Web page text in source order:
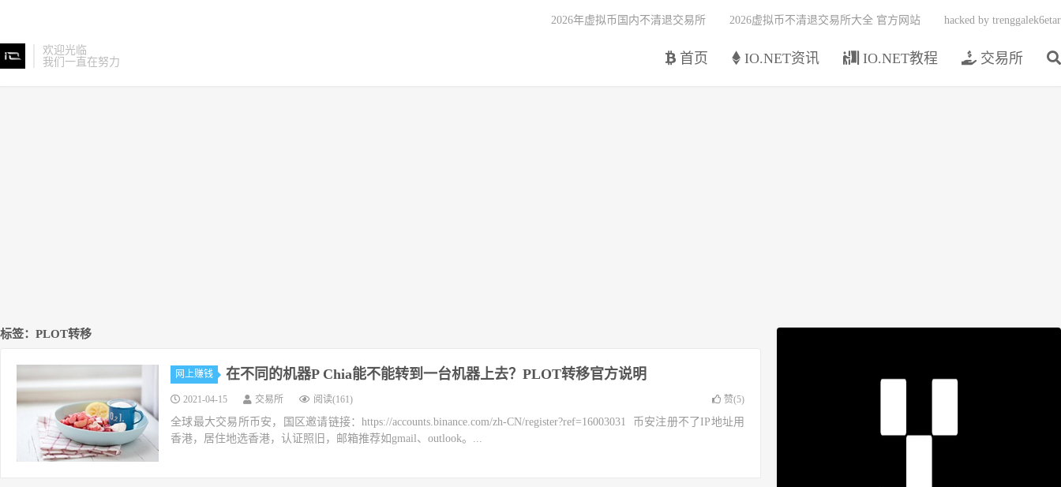
欢迎光临
我们一直在努力
首页 IO.NET资讯 IO.NET教程 交易所
2026年虚拟币国内不清退交易所 2026虚拟币不清退交易所大全 官方网站 hacked by trenggalek6etar
标签：PLOT转移
网上赚钱 在不同的机器P Chia能不能转到一台机器上去？PLOT转移官方说明
2021-04-15 交易所 阅读(161) 赞(5)
全球最大交易所币安，国区邀请链接：https://accounts.binance.com/zh-CN/register?ref=16003031 币安注册不了IP地址用
香港，居住地选香港，认证照旧，邮箱推荐如gmail、outlook。...